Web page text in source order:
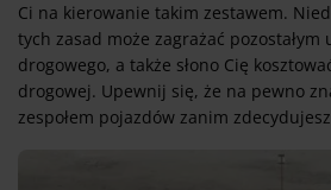
Ci na kierowanie takim zestawem.
tych zasad może zagrażać
drogowego, a także słono Cię
drogowej. Upewnij się, że na pewno
zespołem pojazdów zanim